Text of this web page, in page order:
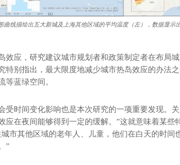
曲线描绘出五大新城及上海其他区域的平均温度（左），数据显示
效应，研究建议城市规划者和政策制定者在布局
特别指出，最大限度地减少城市热岛效应的办法
等蓝绿空间。
受时间变化影响也是本次研究的一项重要发现。
应在夜间能够得到一定的缓解。”这就意味着某些
市其他区域的老年人、儿童，他们在白天的时间
”